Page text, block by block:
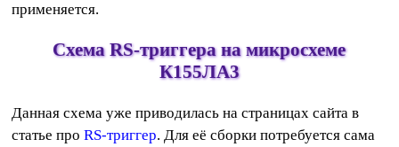
применяется.
Схема RS-триггера на микросхеме
К155ЛА3
Данная схема уже приводилась на страницах сайта в
статье проRS-триггер. Для её сборки потребуется сама